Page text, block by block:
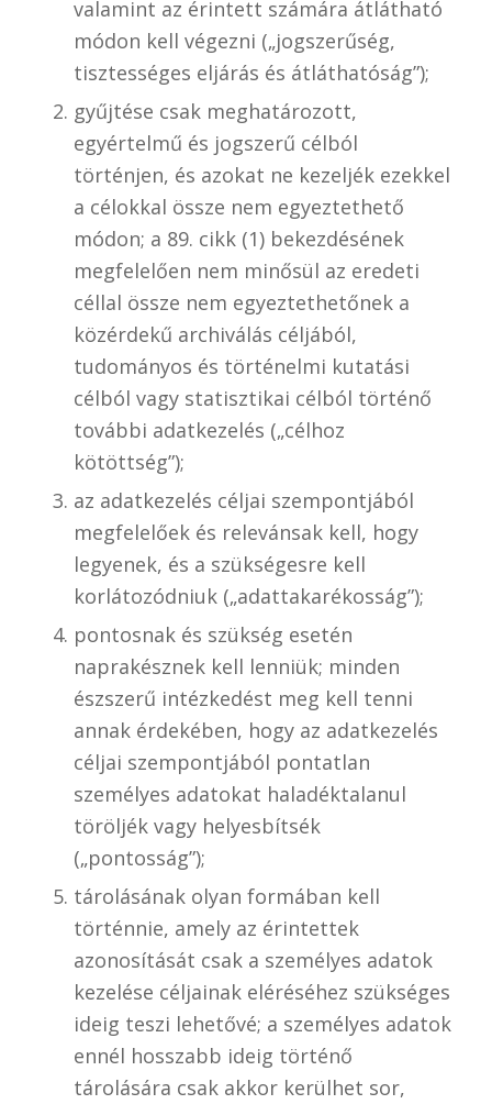
valamint az érintett számára átlátható
módon kell végezni („jogszerűség,
tisztességes eljárás és átláthatóság”);
gyűjtése csak meghatározott,
egyértelmű és jogszerű célból
történjen, és azokat ne kezeljék ezekkel
a célokkal össze nem egyeztethető
módon; a 89. cikk (1) bekezdésének
megfelelően nem minősül az eredeti
céllal össze nem egyeztethetőnek a
közérdekű archiválás céljából,
tudományos és történelmi kutatási
célból vagy statisztikai célból történő
további adatkezelés („célhoz
kötöttség”);
az adatkezelés céljai szempontjából
megfelelőek és relevánsak kell, hogy
legyenek, és a szükségesre kell
korlátozódniuk („adattakarékosság”);
pontosnak és szükség esetén
naprakésznek kell lenniük; minden
észszerű intézkedést meg kell tenni
annak érdekében, hogy az adatkezelés
céljai szempontjából pontatlan
személyes adatokat haladéktalanul
töröljék vagy helyesbítsék
(„pontosság”);
tárolásának olyan formában kell
történnie, amely az érintettek
azonosítását csak a személyes adatok
kezelése céljainak eléréséhez szükséges
ideig teszi lehetővé; a személyes adatok
ennél hosszabb ideig történő
tárolására csak akkor kerülhet sor,